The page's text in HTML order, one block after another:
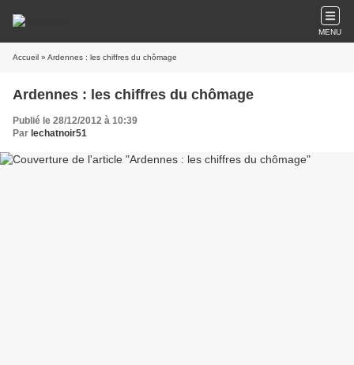
MENU
Accueil » Ardennes : les chiffres du chômage
Ardennes : les chiffres du chômage
Publié le 28/12/2012 à 10:39
Par lechatnoir51